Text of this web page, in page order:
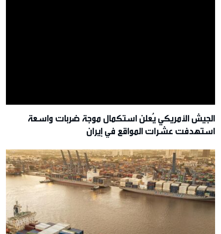
الجيش الأمريكي يُعلن استكمال موجة ضربات واسعة
استهدفت عشرات المواقع في إيران